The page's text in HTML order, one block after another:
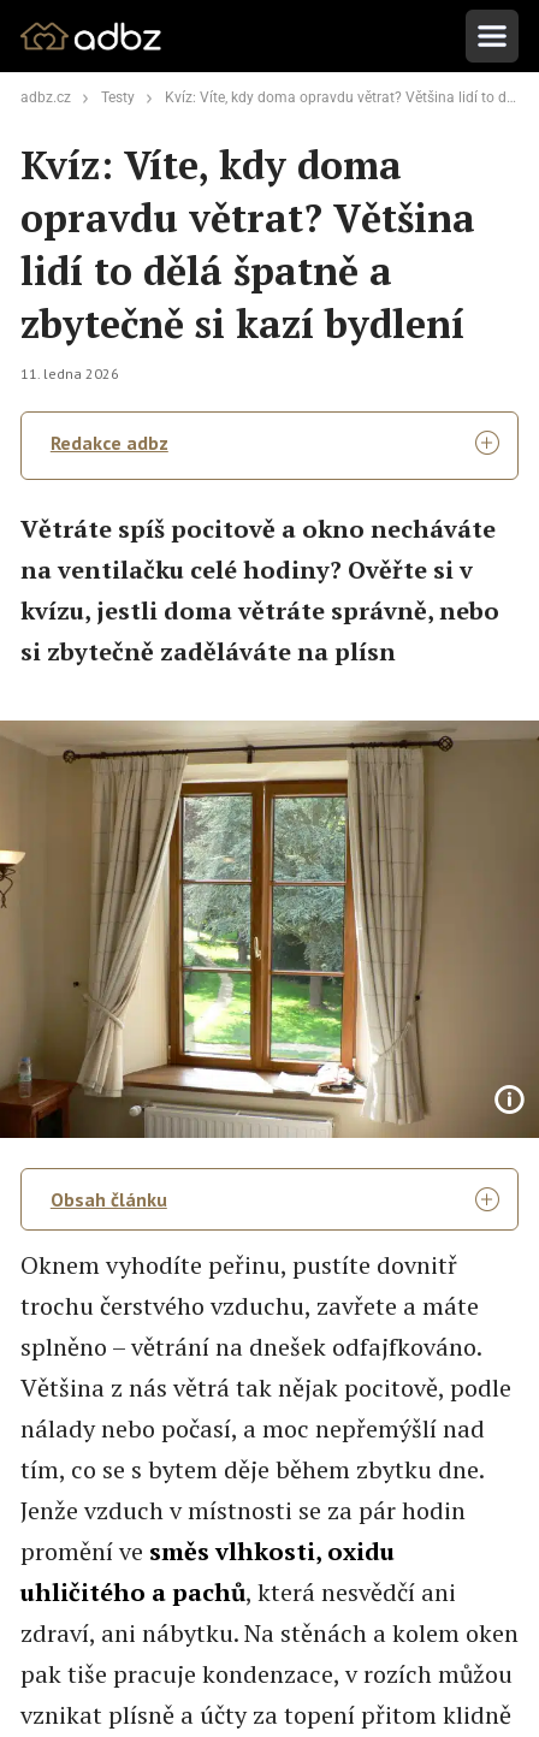
adbz.cz Testy Kvíz: Víte, kdy doma opravdu větrat? Většina lidí to dělá špatně a zbytečně si kazí bydlení
Kvíz: Víte, kdy doma
opravdu větrat? Většina
lidí to dělá špatně a
zbytečně si kazí bydlení
11. ledna 2026
Redakce adbz
Větráte spíš pocitově a okno necháváte
na ventilačku celé hodiny? Ověřte si v
kvízu, jestli doma větráte správně, nebo
si zbytečně zaděláváte na plísn
Obsah článku
Oknem vyhodíte peřinu, pustíte dovnitř
trochu čerstvého vzduchu, zavřete a máte
splněno – větrání na dnešek odfajfkováno.
Většina z nás větrá tak nějak pocitově, podle
nálady nebo počasí, a moc nepřemýšlí nad
tím, co se s bytem děje během zbytku dne.
Jenže vzduch v místnosti se za pár hodin
promění ve směs vlhkosti, oxidu
uhličitého a pachů, která nesvědčí ani
zdraví, ani nábytku. Na stěnách a kolem oken
pak tiše pracuje kondenzace, v rozích můžou
vznikat plísně a účty za topení přitom klidně